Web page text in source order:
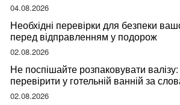
04.08.2026
Необхідні перевірки для безпеки
перед відправленням у подорож
02.08.2026
Не поспішайте розпаковувати
перевірити у готельній ванній за
мандрівниці
02.08.2026